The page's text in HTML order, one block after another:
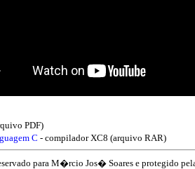
PDF)
C - compilador XC8 (arquivo RAR)
para M�rcio Jos� Soares e protegido